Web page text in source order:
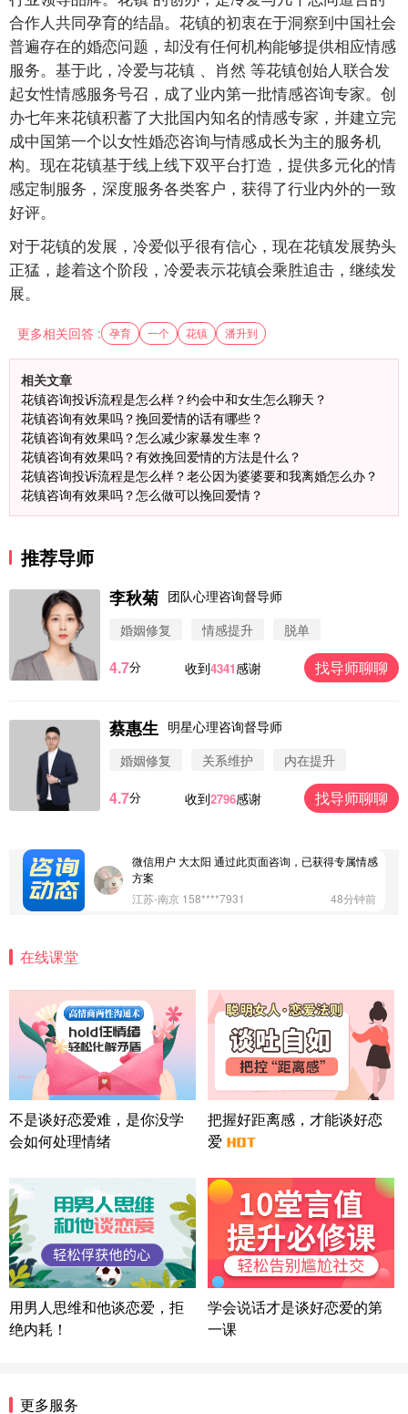
合作人共同孕育的结晶。花镇的初衷在于洞察到中国社会
普遍存在的婚恋问题，却没有任何机构能够提供相应情感
服务。基于此，冷爱与花镇 、肖然 等花镇创始人联合发
起女性情感服务号召，成了业内第一批情感咨询专家。创
办七年来花镇积蓄了大批国内知名的情感专家，并建立完
成中国第一个以女性婚恋咨询与情感成长为主的服务机
构。现在花镇基于线上线下双平台打造，提供多元化的情
感定制服务，深度服务各类客户，获得了行业内外的一致
好评。
对于花镇的发展，冷爱似乎很有信心，现在花镇发展势头
正猛，趁着这个阶段，冷爱表示花镇会乘胜追击，继续发
展。
更多相关回答 : 孕育 一个 花镇 潘升到
相关文章
花镇咨询投诉流程是怎么样？约会中和女生怎么聊天？
花镇咨询有效果吗？挽回爱情的话有哪些？
花镇咨询有效果吗？怎么减少家暴发生率？
花镇咨询有效果吗？有效挽回爱情的方法是什么？
花镇咨询投诉流程是怎么样？老公因为婆婆要和我离婚怎么办？
花镇咨询有效果吗？怎么做可以挽回爱情？
推荐导师
李秋菊 团队心理咨询督导师
婚姻修复
情感提升 脱单
4.7分 收到4341感谢 找导师聊聊
蔡惠生 明星心理咨询督导师
婚姻修复
关系维护 内在提升
4.7分 收到2796感谢 找导师聊聊
微信用户 圆圈 通过此页面咨询，已获得专属情感方
案
微信用户 Vnno 通过此页面咨询，已获得专属情感方
微信用户 大太阳 通过此页面咨询，已获得专属情感
方案
江苏-南京 158****7931
48分钟前
情感方案
北京-朝阳 151****3189
22分钟前
微信用户 巧?媚儿 通过此页面咨询，已获得专属情感
方案
上海-浦东 177****9074
56分钟前
微信用户 Liberty 通过此页面咨询，已获得专属情感
方案
广东-广州 188****5632
湖北-武汉 135****7410
41分钟前
微信用户 困困魚? 通过此页面咨询，已获得专属情感
方案
陕西-西安 139****6283
3分钟前
情感方案
浙江-宁波 150****8921
在线课堂
不是谈好恋爱难，是你没学
会如何处理情绪
把握好距离感，才能谈好恋
爱
用男人思维和他谈恋爱，拒
绝内耗！
学会说话才是谈好恋爱的第
一课
更多服务